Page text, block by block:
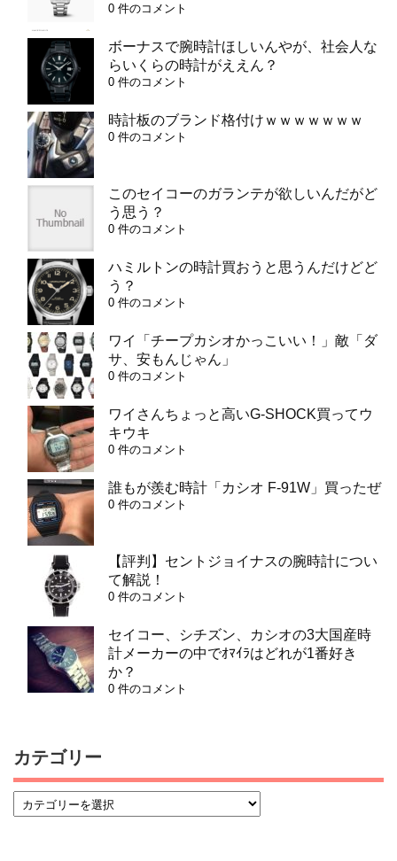
0 件のコメント
ボーナスで腕時計ほしいんやが、社会人な
らいくらの時計がええん？
0 件のコメント
時計板のブランド格付けｗｗｗｗｗｗｗ
0 件のコメント
このセイコーのガランテが欲しいんだがど
う思う？
0 件のコメント
ハミルトンの時計買おうと思うんだけどど
う？
0 件のコメント
ワイ「チープカシオかっこいい！」敵「ダ
サ、安もんじゃん」
0 件のコメント
ワイさんちょっと高いG-SHOCK買ってウ
キウキ
0 件のコメント
誰もが羨む時計「カシオ F-91W」買ったぜ
0 件のコメント
【評判】セントジョイナスの腕時計につい
て解説！
0 件のコメント
セイコー、シチズン、カシオの3大国産時
計メーカーの中でｵﾏｲﾗはどれが1番好き
か？
0 件のコメント
カテゴリー